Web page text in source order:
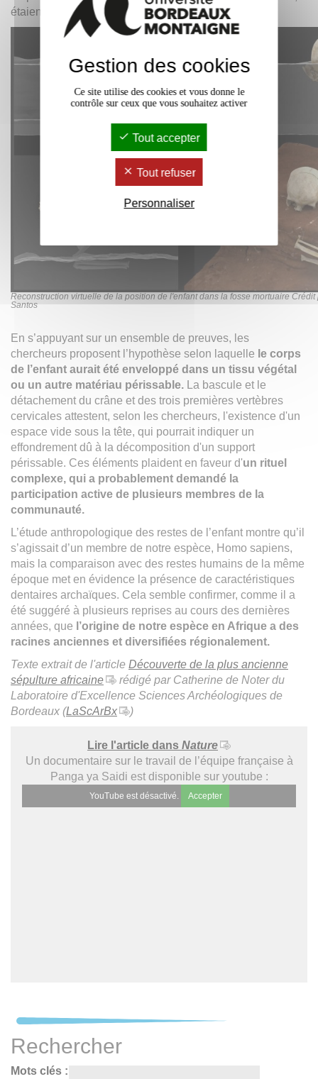
étaient jusque-là connus.
Reconstruction virtuelle de la position de l'enfant dans la fosse mortuaire
Santos
En s’appuyant sur un ensemble de preuves, les
chercheurs proposent l’hypothèse selon laquelle le corps
de l’enfant aurait été enveloppé dans un tissu végétal
ou un autre matériau périssable. La bascule et le
détachement du crâne et des trois premières vertèbres
cervicales attestent, selon les chercheurs, l'existence d'un
espace vide sous la tête, qui pourrait indiquer un
effondrement dû à la décomposition d'un support
périssable. Ces éléments plaident en faveur d'un rituel
complexe, qui a probablement demandé la
participation active de plusieurs membres de la
communauté.
L’étude anthropologique des restes de l’enfant montre qu’il
s’agissait d’un membre de notre espèce, Homo sapiens,
mais la comparaison avec des restes humains de la même
époque met en évidence la présence de caractéristiques
dentaires archaïques. Cela semble confirmer, comme il a
été suggéré à plusieurs reprises au cours des dernières
années, que l’origine de notre espèce en Afrique a des
racines anciennes et diversifiées régionalement.
Texte extrait de l'article Découverte de la plus ancienne
sépulture africaine
rédigé par Catherine de Noter du
Laboratoire d'Excellence Sciences Archéologiques de
Bordeaux (LaScArBx )
Lire l'article dans Nature
Un documentaire sur le travail de l’équipe française à
Panga ya Saidi est disponible sur youtube :
YouTube est désactivé. Accepter
Rechercher
Mots clés :
Gestion des cookies
Ce site utilise des cookies et vous donne le
contrôle sur ceux que vous souhaitez activer
Tout accepter
Tout refuser
Personnaliser